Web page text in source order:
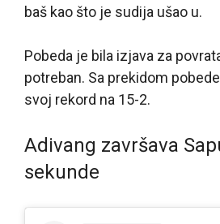
baš kao što je sudija ušao u.
Pobeda je bila izjava za
potreban. Sa prekidom
svoj rekord na 15-2.
Adivang završava
sekunde